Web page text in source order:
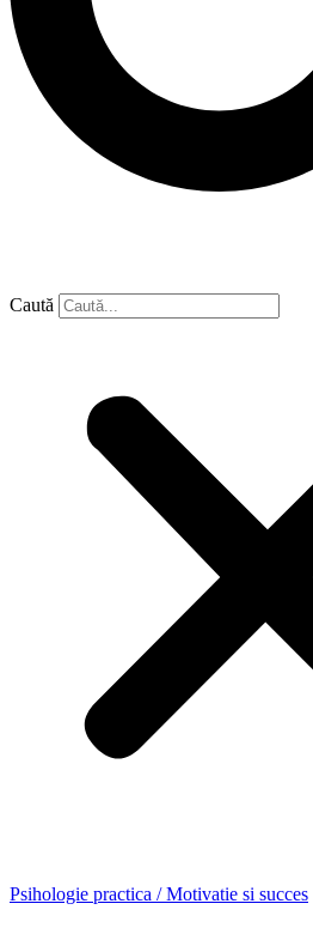
Caută
Psihologie practica / Motivatie si succes